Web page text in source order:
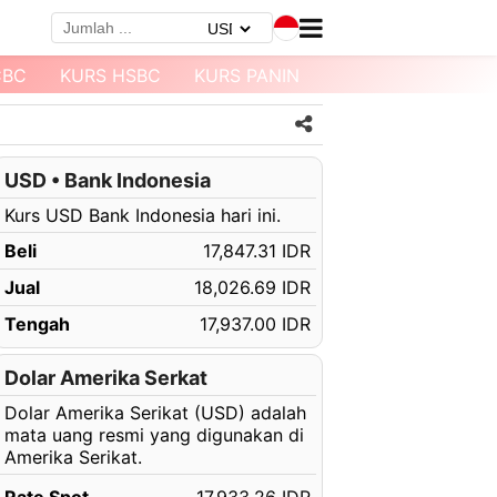
KURS HSBC KURS PANIN
USD • Bank Indonesia
Kurs USD Bank Indonesia hari ini.
Beli
17,847.31 IDR
Jual
18,026.69 IDR
Tengah
17,937.00 IDR
Dolar Amerika Serkat
Dolar Amerika Serikat (USD) adalah
mata uang resmi yang digunakan di
Amerika Serikat.